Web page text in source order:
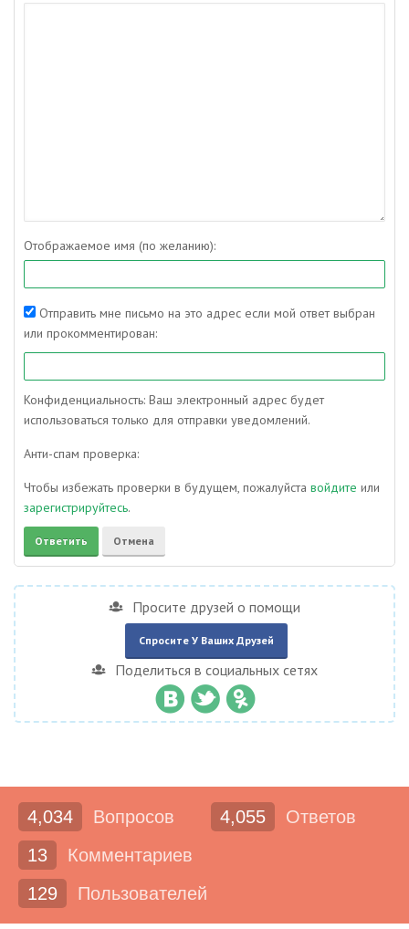
Отображаемое имя (по желанию):
Отправить мне письмо на это адрес если мой ответ выбран
или прокомментирован:
Конфиденциальность: Ваш электронный адрес будет
использоваться только для отправки уведомлений.
Анти-спам проверка:
Чтобы избежать проверки в будущем, пожалуйста войдите или
зарегистрируйтесь.
Просите друзей о помощи
Спросите У Ваших Друзей
Поделиться в социальных сетях
4,034 Вопросов 4,055
Ответов
13
Комментариев
129
Пользователей